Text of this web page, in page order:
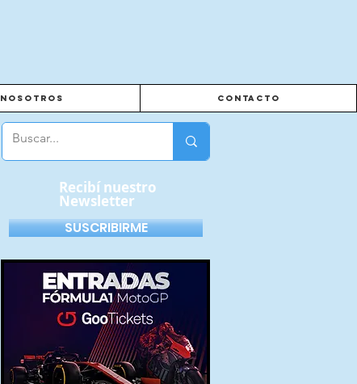
Nosotros Contacto
Recibí nuestro
Newsletter
SUSCRIBIRME